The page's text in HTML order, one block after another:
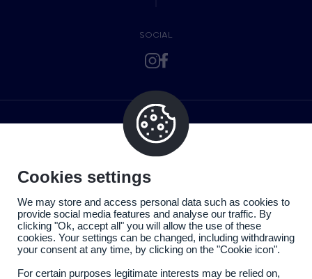
SOCIAL
Cookies settings
We may store and access personal data such as cookies to
provide social media features and analyse our traffic. By
clicking "Ok, accept all" you will allow the use of these
cookies. Your settings can be changed, including withdrawing
your consent at any time, by clicking on the "Cookie icon".
For certain purposes legitimate interests may be relied on,